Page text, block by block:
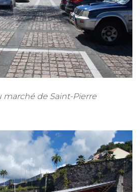
marché de Saint-Pierre